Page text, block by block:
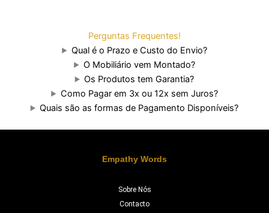
Perguntas Frequentes!
Qual é o Prazo e Custo do Envio?
O Mobiliário vem Montado?
Os Produtos tem Garantia?
Como Pagar em 3x ou 12x sem Juros?
Quais são as formas de Pagamento Disponíveis?
Empathy Words
Sobre Nós
Contacto